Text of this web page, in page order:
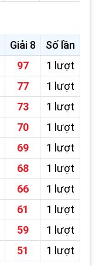
Giải 8
Số lần
97
1 lượt
77
1 lượt
73
1 lượt
70
1 lượt
69
1 lượt
68
1 lượt
66
1 lượt
61
1 lượt
59
1 lượt
51 1 lượt